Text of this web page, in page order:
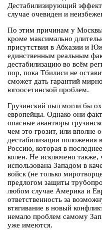
Дестабилизирующий
случае очевиден и
По этим причинам у Москвы
кроме максимально
присутствия в Абхазии и
единственным реальным
дестабилизацию во всём
пор, пока Тбилиси не
сможет дать гарантий
югоосетинской проблем.
Грузинский пыл могли бы
европейцы. Однако они
опасные авантюры
чем это грозит, или вполне
дестабилизации положения
Россию, которая в
колен. Не исключено
использована Западом в
войск (не только
предлогом защиты
любом случае Америка и
ответственность за
втягивание в новый
немало проблем самому
уже имеются.